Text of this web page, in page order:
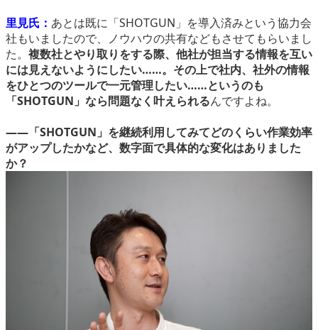
里見氏： あとは既に「SHOTGUN」を導入済みという協力会
社もいましたので、ノウハウの共有などもさせてもらいまし
た。 複数社とやり取りをする際、他社が担当する情報を互い
には見えないようにしたい……。その上で社内、社外の情報
をひとつのツールで一元管理したい……というのも
「SHOTGUN」なら問題なく叶えられるんですよね。
――「SHOTGUN」を継続利用してみてどのくらい作業効率
がアップしたかなど、数字面で具体的な変化はありました
か？